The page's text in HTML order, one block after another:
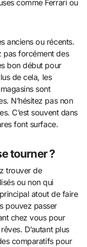
comme Ferrari ou
anciens ou récents.
pas forcément des
bon début pour
de cela, les
sont
N’hésitez pas non
C’est souvent dans
font surface.
tourner ?
trouver de
ou non qui
atout de faire
pouvez passer
chez vous pour
D’autant plus
comparatifs pour